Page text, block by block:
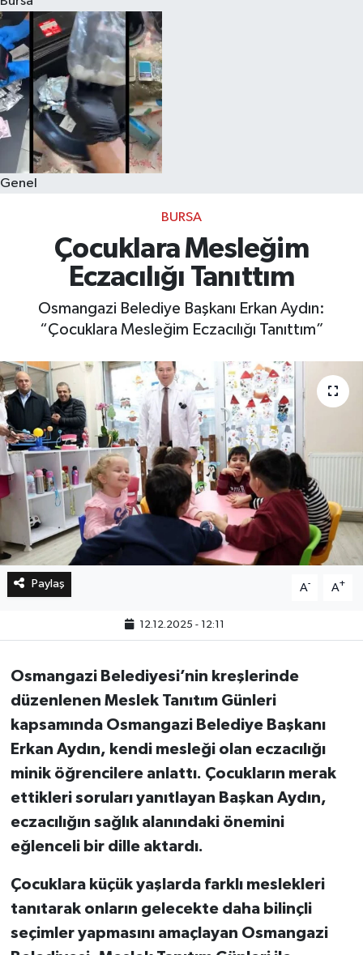
Genel
BURSA
Çocuklara Mesleğim
Eczacılığı Tanıttım
Osmangazi Belediye Başkanı Erkan Aydın:
“Çocuklara Mesleğim Eczacılığı Tanıttım”
Paylaş A- A+
12.12.2025 - 12:11
Osmangazi Belediyesi’nin kreşlerinde
düzenlenen Meslek Tanıtım Günleri
kapsamında Osmangazi Belediye Başkanı
Erkan Aydın, kendi mesleği olan eczacılığı
minik öğrencilere anlattı. Çocukların merak
ettikleri soruları yanıtlayan Başkan Aydın,
eczacılığın sağlık alanındaki önemini
eğlenceli bir dille aktardı.
Çocuklara küçük yaşlarda farklı meslekleri
tanıtarak onların gelecekte daha bilinçli
seçimler yapmasını amaçlayan Osmangazi
Eğitim
Sağlık
Dünya
Magazin
Kültür & Sanat
Teknoloji
Bilim
Genel
Bilim, Teknoloji